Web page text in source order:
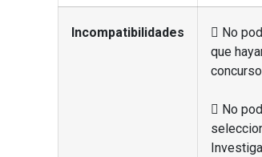
Incompatibilidades
 No
que
 No